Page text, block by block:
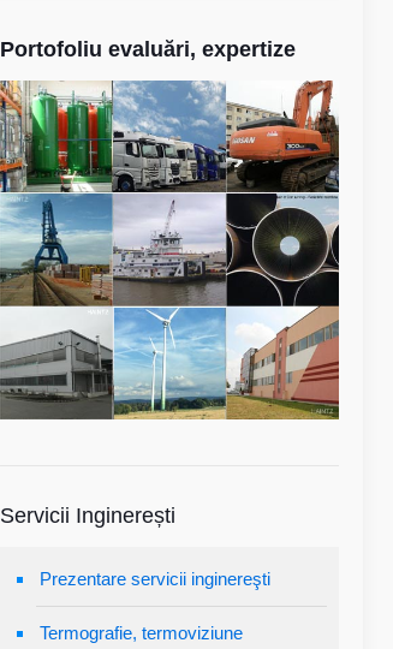
Portofoliu evaluări, expertize
Servicii Inginerești
Prezentare servicii inginereşti
Termografie, termoviziune